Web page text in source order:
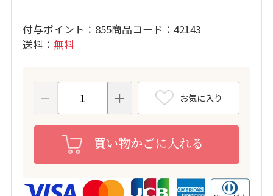
付与ポイント 855商品コード
42143
送料
無料
お気に入り
買い物かごに入れる